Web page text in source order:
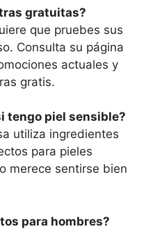
gratuitas?
que pruebes sus
Consulta su página
actuales y
gratis.
tengo piel sensible?
utiliza ingredientes
para pieles
merece sentirse bien
para hombres?